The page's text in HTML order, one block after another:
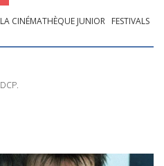
LA CINÉMATHÈQUE JUNIOR FESTIVALS
DCP.